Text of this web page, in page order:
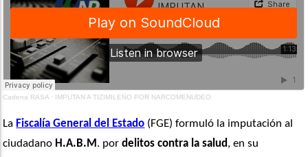
Cadena RASA · IMPUTAN A TIZIMILEÑO POR NARCOMENUDEO
La Fiscalía General del Estado (FGE) formuló la imputación al
ciudadano H.A.B.M . por delitos contra la salud, en su